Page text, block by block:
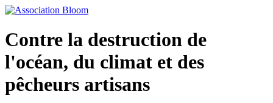
Contre la destruction de
l'océan, du climat et des
pêcheurs artisans